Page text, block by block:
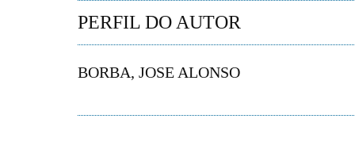
PERFIL DO AUTOR
BORBA, JOSE ALONSO